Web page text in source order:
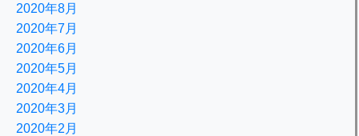
2020年8月
2020年7月
2020年6月
2020年5月
2020年4月
2020年3月
2020年2月